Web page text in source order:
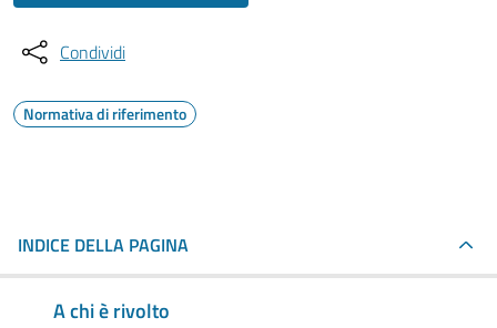
Condividi
Normativa di riferimento
INDICE DELLA PAGINA
A chi è rivolto